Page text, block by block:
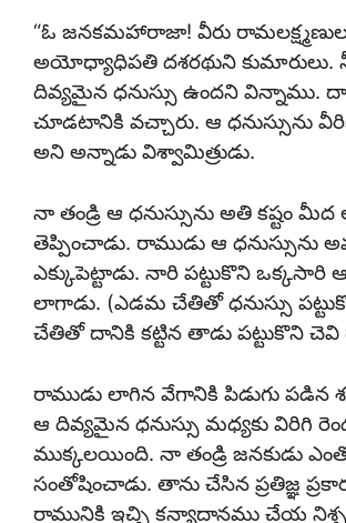
“ఓ జనకమహారాజా! వీరు
అయోధ్యాధిపతి దశరథుని కుమారులు. నీ
దివ్యమైన ధనుస్సు ఉందని విన్నాము.
చూడటానికి వచ్చారు. ఆ ధనుస్సును
అని అన్నాడు విశ్వామిత్రుడు.
నా తండ్రి ఆ ధనుస్సును అతి కష్టం మీద
తెప్పించాడు. రాముడు ఆ ధనుస్సును
ఎక్కుపెట్టాడు. నారి పట్టుకొని ఒక్కసారి
లాగాడు. (ఎడమ చేతితో ధనుస్సు
చేతితో దానికి కట్టిన తాడు పట్టుకొని
రాముడు లాగిన వేగానికి పిడుగు పడిన
ఆ దివ్యమైన ధనుస్సు మధ్యకు విరిగి
ముక్కలయింది. నా తండ్రి జనకుడు
సంతోషించాడు. తాను చేసిన ప్రతిజ్ఞ
రామునికి ఇచ్చి కన్యాదానము చేయ